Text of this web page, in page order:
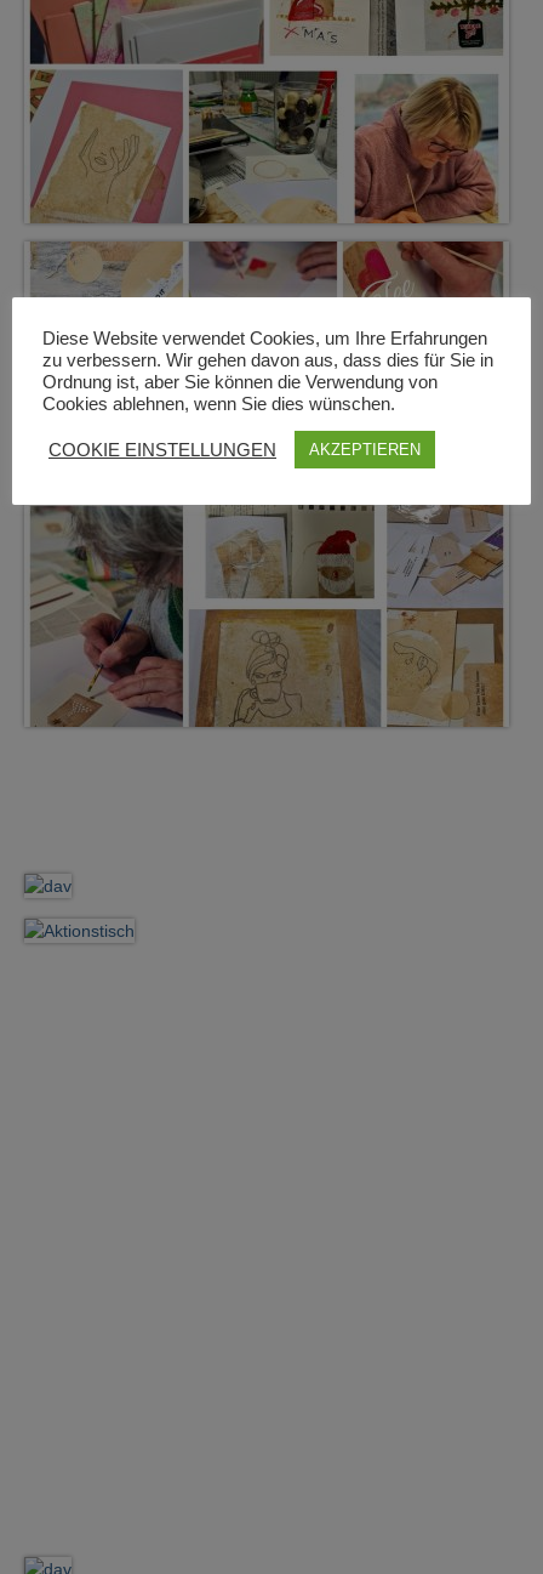
Diese Website verwendet Cookies, um Ihre Erfahrungen
zu verbessern. Wir gehen davon aus, dass dies für Sie in
Ordnung ist, aber Sie können die Verwendung von
Cookies ablehnen, wenn Sie dies wünschen.
COOKIE EINSTELLUNGEN AKZEPTIEREN